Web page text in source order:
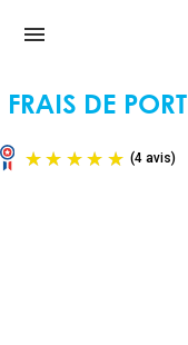
FRAIS DE PORT